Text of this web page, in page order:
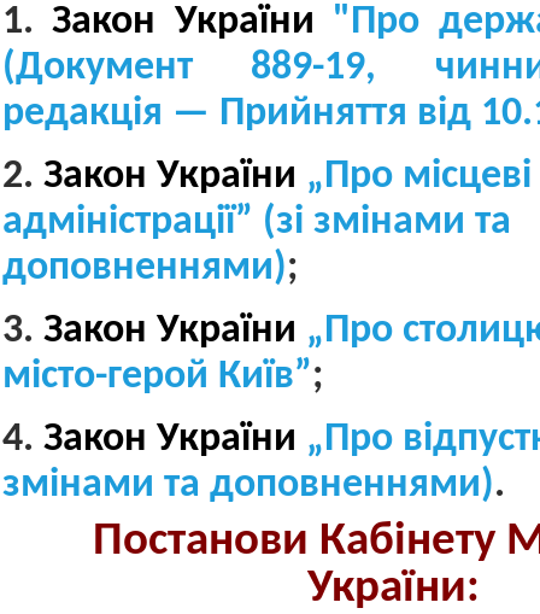
1. Закон України "Про
(Документ 889-19,
редакція — Прийняття від
2. Закон України „Про
адміністрації” (зі змінами та
доповненнями);
3. Закон України „Про
місто-герой Київ”;
4. Закон України „Про
змінами та доповненнями).
Постанови Кабінету
України: